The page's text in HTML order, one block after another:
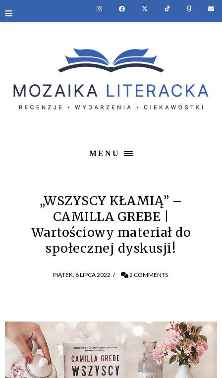
≡
MENU
„WSZYSCY KŁAMIĄ” –
CAMILLA GREBE |
Wartościowy materiał do
społecznej dyskusji!
PIĄTEK, 8 LIPCA 2022 / 2 COMMENTS